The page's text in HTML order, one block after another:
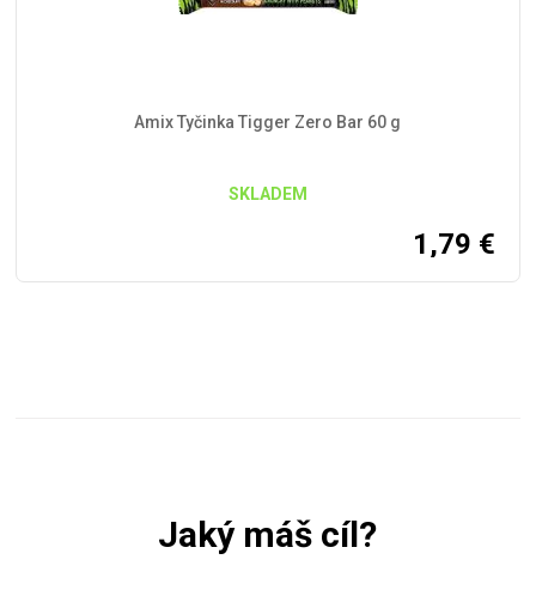
Amix Tyčinka Tigger Zero Bar 60 g
SKLADEM
1,79 €
Jaký máš cíl?